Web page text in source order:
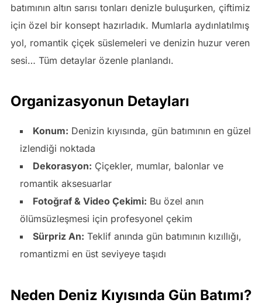
batımının altın sarısı tonları denizle buluşurken, çiftimiz
için özel bir konsept hazırladık. Mumlarla aydınlatılmış
yol, romantik çiçek süslemeleri ve denizin huzur veren
sesi… Tüm detaylar özenle planlandı.
Organizasyonun Detayları
Konum: Denizin kıyısında, gün batımının en güzel
izlendiği noktada
Dekorasyon: Çiçekler, mumlar, balonlar ve
romantik aksesuarlar
Fotoğraf & Video Çekimi: Bu özel anın
ölümsüzleşmesi için profesyonel çekim
Sürpriz An: Teklif anında gün batımının kızıllığı,
romantizmi en üst seviyeye taşıdı
Neden Deniz Kıyısında Gün Batımı?